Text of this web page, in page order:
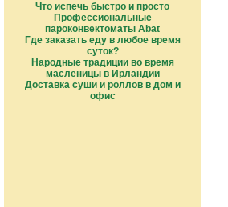
Что испечь быстро и просто
Профессиональные
пароконвектоматы Abat
Где заказать еду в любое время
суток?
Народные традиции во время
масленицы в Ирландии
Доставка суши и роллов в дом и
офис